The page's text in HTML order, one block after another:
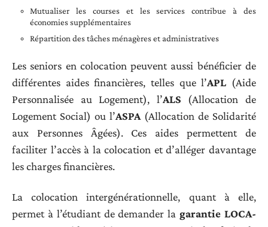
Mutualiser les courses et les services contribue à des
économies supplémentaires
Répartition des tâches ménagères et administratives
Les seniors en colocation peuvent aussi bénéficier de
différentes aides financières, telles que l’APL (Aide
Personnalisée au Logement), l’ALS (Allocation de
Logement Social) ou l’ASPA(Allocation de Solidarité
aux Personnes Âgées). Ces aides permettent de
faciliter l’accès à la colocation et d’alléger davantage
les charges financières.
La colocation intergénérationnelle, quant à elle,
permet à l’étudiant de demander lagarantie LOCA-